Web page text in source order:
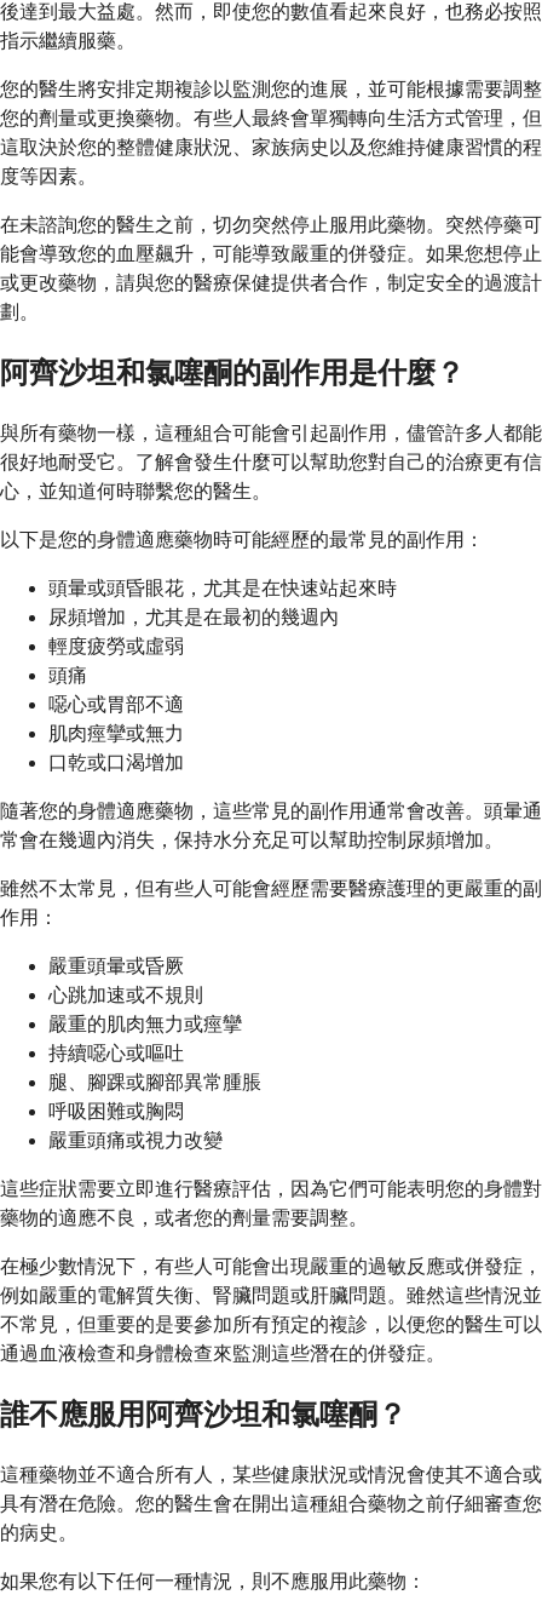
後達到最大益處。然而，即使您的數值看起來良好，也務必按照
指示繼續服藥。
您的醫生將安排定期複診以監測您的進展，並可能根據需要調整
您的劑量或更換藥物。有些人最終會單獨轉向生活方式管理，但
這取決於您的整體健康狀況、家族病史以及您維持健康習慣的程
度等因素。
在未諮詢您的醫生之前，切勿突然停止服用此藥物。突然停藥可
能會導致您的血壓飆升，可能導致嚴重的併發症。如果您想停止
或更改藥物，請與您的醫療保健提供者合作，制定安全的過渡計
劃。
阿齊沙坦和氯噻酮的副作用是什麼？
與所有藥物一樣，這種組合可能會引起副作用，儘管許多人都能
很好地耐受它。了解會發生什麼可以幫助您對自己的治療更有信
心，並知道何時聯繫您的醫生。
以下是您的身體適應藥物時可能經歷的最常見的副作用：
頭暈或頭昏眼花，尤其是在快速站起來時
尿頻增加，尤其是在最初的幾週內
輕度疲勞或虛弱
頭痛
噁心或胃部不適
肌肉痙攣或無力
口乾或口渴增加
隨著您的身體適應藥物，這些常見的副作用通常會改善。頭暈通
常會在幾週內消失，保持水分充足可以幫助控制尿頻增加。
雖然不太常見，但有些人可能會經歷需要醫療護理的更嚴重的副
作用：
嚴重頭暈或昏厥
心跳加速或不規則
嚴重的肌肉無力或痙攣
持續噁心或嘔吐
腿、腳踝或腳部異常腫脹
呼吸困難或胸悶
嚴重頭痛或視力改變
這些症狀需要立即進行醫療評估，因為它們可能表明您的身體對
藥物的適應不良，或者您的劑量需要調整。
在極少數情況下，有些人可能會出現嚴重的過敏反應或併發症，
例如嚴重的電解質失衡、腎臟問題或肝臟問題。雖然這些情況並
不常見，但重要的是要參加所有預定的複診，以便您的醫生可以
通過血液檢查和身體檢查來監測這些潛在的併發症。
誰不應服用阿齊沙坦和氯噻酮？
這種藥物並不適合所有人，某些健康狀況或情況會使其不適合或
具有潛在危險。您的醫生會在開出這種組合藥物之前仔細審查您
的病史。
如果您有以下任何一種情況，則不應服用此藥物：